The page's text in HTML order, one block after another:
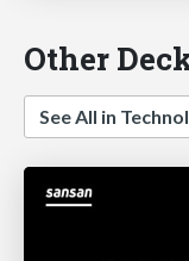
Other
See All in